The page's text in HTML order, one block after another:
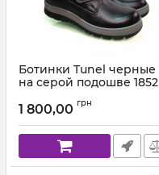
Ботинки Tunel черные
на серой подошве 1852
1 800,00 грн